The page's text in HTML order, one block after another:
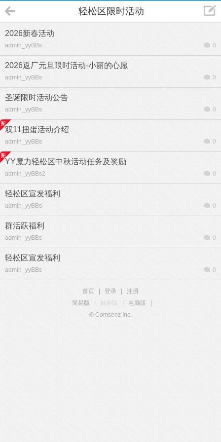
轻松区限时活动
2026新春活动
admin_yyBBs 0
2026返厂元旦限时活动-小丽的心愿
admin_yyBBs 0
圣诞限时活动公告
admin_yyBBs 0
双11扭蛋活动介绍
admin_yyBBs 0
YY魔力轻松区中秋活动任务及奖励
admin_yyBBs2 0
轻松区宣发福利
admin_yyBBs 0
群活跃福利
admin_yyBBs 0
轻松区宣发福利
admin_yyBBs 0
首页 登录
注册
简易版
触屏版 电脑版
© Comsenz Inc.